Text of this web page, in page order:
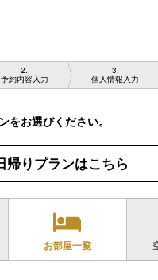
2
予約内容入力
3
個人情報入力
をお選びください。
帰りプランはこちら
お部屋一覧